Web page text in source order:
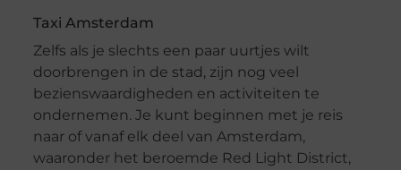
Taxi Amsterdam
Zelfs als je slechts een paar uurtjes wilt
doorbrengen in de stad, zijn nog veel
bezienswaardigheden en activiteiten te
ondernemen. Je kunt beginnen met je reis
naar of vanaf elk deel van Amsterdam,
waaronder het beroemde Red Light District,